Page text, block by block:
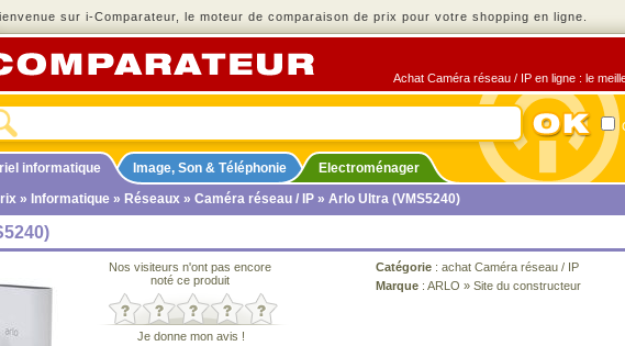
sur i-Comparateur, le moteur de comparaison de prix pour votre shopping en ligne.
Achat Caméra réseau / IP en ligne : le
informatique Image, Son & Téléphonie
Electroménager
» Informatique » Réseaux » Caméra réseau / IP » Arlo Ultra (VMS5240)
Nos visiteurs n'ont pas encore
noté ce produit
Je donne mon avis !
Catégorie : achat Caméra réseau / IP
Marque : ARLO » Site du constructeur